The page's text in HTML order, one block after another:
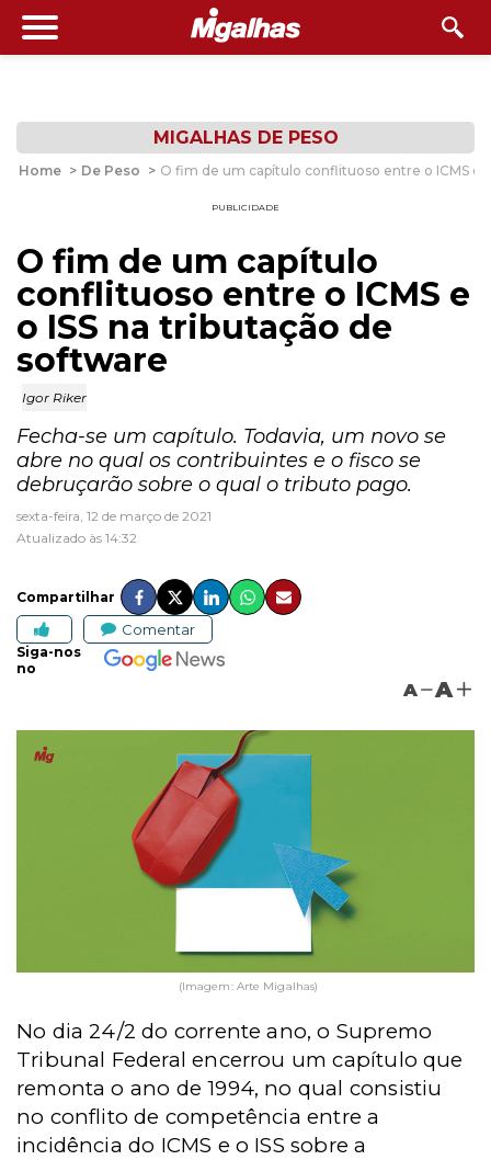
MIGALHAS DE PESO
Home > De Peso > O fim de um capítulo conflituoso entre o ICMS e
PUBLICIDADE
O fim de um capítulo
conflituoso entre o ICMS e
o ISS na tributação de
software
Igor Riker
Fecha-se um capítulo. Todavia, um novo se
abre no qual os contribuintes e o fisco se
debruçarão sobre o qual o tributo pago.
sexta-feira, 12 de março de 2021
Atualizado às 14:32
Compartilhar
Comentar
Siga-nos
no
A A
(Imagem: Arte Migalhas)
No dia 24/2 do corrente ano, o Supremo
Tribunal Federal encerrou um capítulo que
remonta o ano de 1994, no qual consistiu
no conflito de competência entre a
incidência do ICMS e o ISS sobre a